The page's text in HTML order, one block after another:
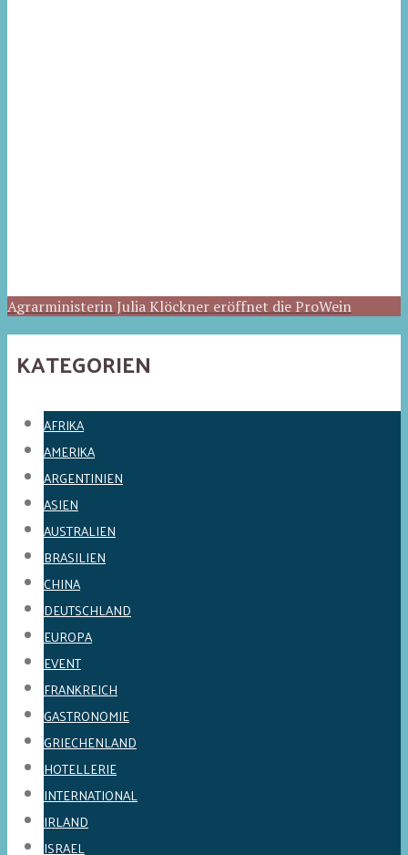
Agrarministerin Julia Klöckner eröffnet die ProWein
KATEGORIEN
AFRIKA
AMERIKA
ARGENTINIEN
ASIEN
AUSTRALIEN
BRASILIEN
CHINA
DEUTSCHLAND
EUROPA
EVENT
FRANKREICH
GASTRONOMIE
GRIECHENLAND
HOTELLERIE
INTERNATIONAL
IRLAND
ISRAEL